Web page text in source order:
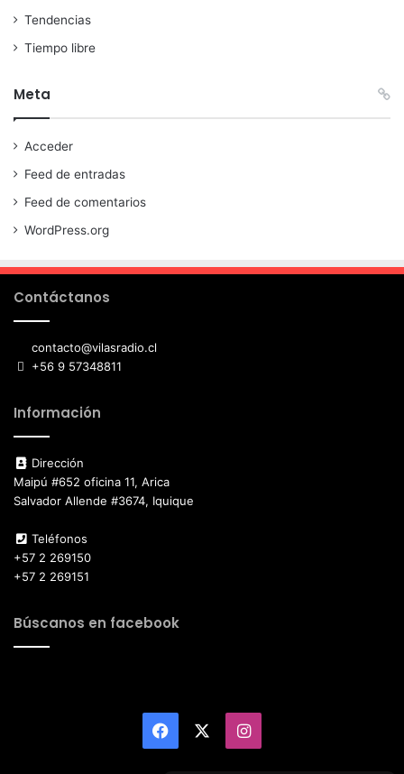
Tendencias
Tiempo libre
Meta
Acceder
Feed de entradas
Feed de comentarios
WordPress.org
Contáctanos
contacto@vilasradio.cl
+56 9 57348811
Información
Dirección
Maipú #652 oficina 11, Arica
Salvador Allende #3674, Iquique
Teléfonos
+57 2 269150
+57 2 269151
Búscanos en facebook
Facebook Instagram